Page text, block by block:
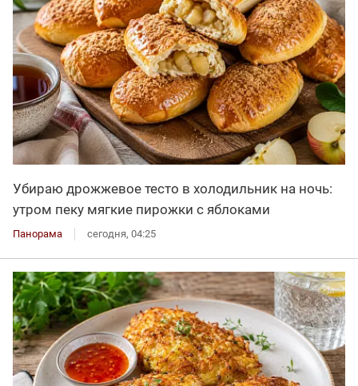
Убираю дрожжевое тесто в холодильник на ночь:
утром пеку мягкие пирожки с яблоками
Панорама сегодня, 04:25